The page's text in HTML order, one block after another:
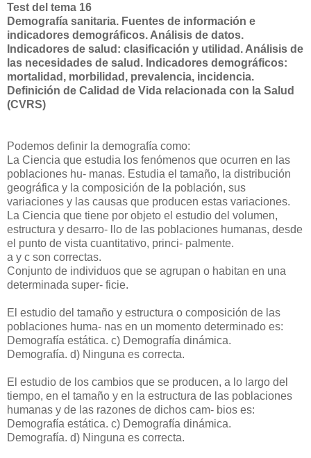
Test del tema 16
Demografía sanitaria. Fuentes de información e
indicadores demográficos. Análisis de datos.
Indicadores de salud: clasificación y utilidad. Análisis de
las necesidades de salud. Indicadores demográficos:
mortalidad, morbilidad, prevalencia, incidencia.
Definición de Calidad de Vida relacionada con la Salud
(CVRS)
Podemos definir la demografía como:
La Ciencia que estudia los fenómenos que ocurren en las
poblaciones hu- manas. Estudia el tamaño, la distribución
geográfica y la composición de la población, sus
variaciones y las causas que producen estas variaciones.
La Ciencia que tiene por objeto el estudio del volumen,
estructura y desarro- llo de las poblaciones humanas, desde
el punto de vista cuantitativo, princi- palmente.
a y c son correctas.
Conjunto de individuos que se agrupan o habitan en una
determinada super- ficie.
El estudio del tamaño y estructura o composición de las
poblaciones huma- nas en un momento determinado es:
Demografía estática. c) Demografía dinámica.
Demografía. d) Ninguna es correcta.
El estudio de los cambios que se producen, a lo largo del
tiempo, en el tamaño y en la estructura de las poblaciones
humanas y de las razones de dichos cam- bios es:
Demografía estática. c) Demografía dinámica.
Demografía. d) Ninguna es correcta.